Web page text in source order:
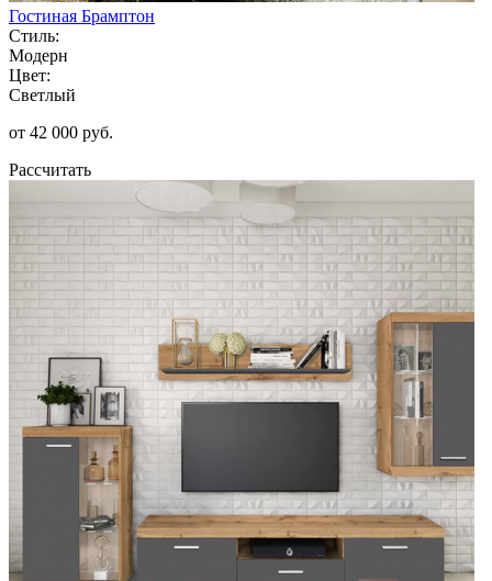
Гостиная Брамптон
Стиль:
Модерн
Цвет:
Светлый
от 42 000 руб.
Рассчитать